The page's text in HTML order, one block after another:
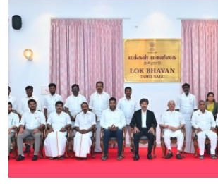
Special Story
Business
Tamilnadu
National